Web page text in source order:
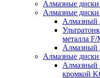
Алмазные
Алмазные диски
Алмазный
металла F/
Алмазный
Алмазные диски
Алмазный
кромкой